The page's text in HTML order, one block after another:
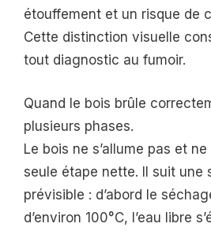
étouffement et un risque de
Cette distinction visuelle
tout diagnostic au fumoir.
Quand le bois brûle
plusieurs phases.
Le bois ne s’allume pas et
seule étape nette. Il suit une
prévisible : d’abord le
d’environ 100°C, l’eau libre